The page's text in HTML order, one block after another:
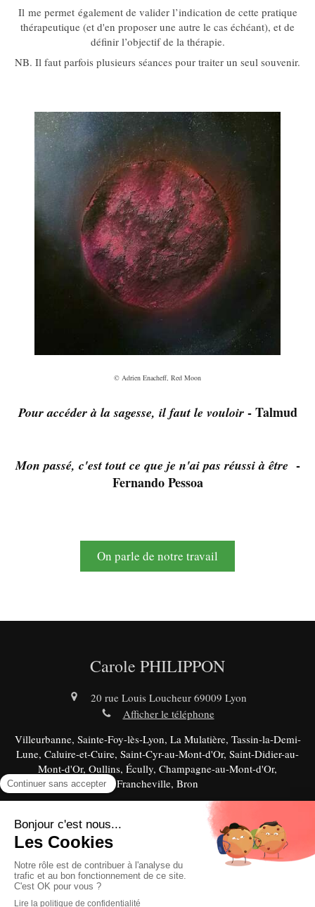
Il me permet également de valider l’indication de cette pratique
thérapeutique (et d'en proposer une autre le cas échéant), et de
définir l’objectif de la thérapie.
NB. Il faut parfois plusieurs séances pour traiter un seul souvenir.
© Adrien Enacheff, Red Moon
Pour accéder à la sagesse, il faut le vouloir- Talmud
Mon passé, c'est tout ce que je n'ai pas réussi à être -
Fernando Pessoa
On parle de notre travail
Carole PHILIPPON
20 rue Louis Loucheur 69009 Lyon
Afficher le téléphone
Villeurbanne, Sainte-Foy-lès-Lyon, La Mulatière, Tassin-la-Demi-
Lune, Caluire-et-Cuire, Saint-Cyr-au-Mont-d'Or, Saint-Didier-au-
Mont-d'Or, Oullins, Écully, Champagne-au-Mont-d'Or,
Francheville, Bron
©2023 Carole PHILIPPON - Hypnothérapie